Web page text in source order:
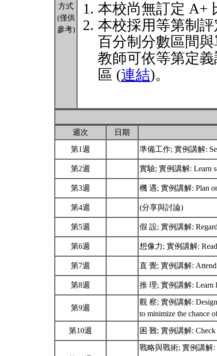
方式
(僅供
參考)
本校尚無訂定 A+
本校採用等第制
百分制分數區間
教師可依等第定
區 (連結)。
週次 日期
第1週 準備工作; 實例講解:
第2週 實驗; 實例講解: Learn
第3週 機 遇; 實例講解: Plan
第4週 (分享與討論)
第5週 假 設; 實例講解:
第6週 想像力; 實例講解:
第7週 直 覺; 實例講解: Attend
第8週 推 理; 實例講解: Learn
第9週
觀 察; 實例講解: Design
to minimize the chance
第10週 困 難; 實例講解: Check
戰略與戰術; 實例講解: